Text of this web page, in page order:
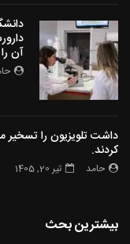
آن
داشت تلویزیون را تسخیر
کردند.
حامد تیر 20, 1405
بیشترین بحث